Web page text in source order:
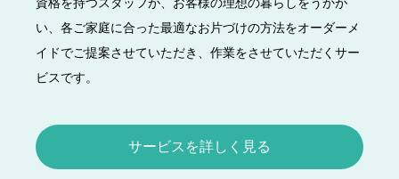
い、各ご家庭に合った最適なお片づけの方法をオーダーメ
イドでご提案させていただき、作業をさせていただくサー
ビスです。
サービスを詳しく見る